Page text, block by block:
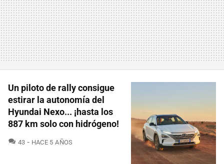
Un piloto de rally consigue
estirar la autonomía del
Hyundai Nexo... ¡hasta los
887 km solo con hidrógeno!
43 COMENTARIOS
HACE 5 AÑOS